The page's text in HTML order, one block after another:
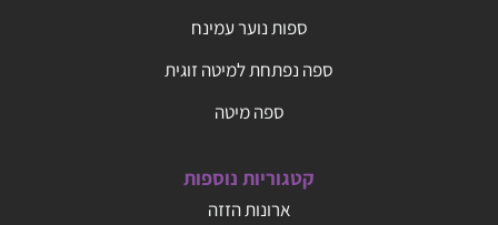
ספות נוער עמינח
ספה נפתחת למיטה זוגית
ספה מיטה
קטגוריות נוספות
ארונות הזזה